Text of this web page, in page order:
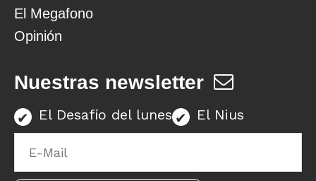
El Megafono
Opinión
Nuestras newsletter
El Desafío del lunes El Nius